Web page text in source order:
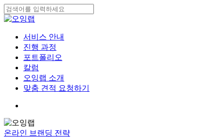
Skip
to
main
content
Close
search
Menu
서비스 안내
진행 과정
포트폴리오
칼럼
오잉랩 소개
맞춤 견적 요청하기
온라인 브랜딩 전략